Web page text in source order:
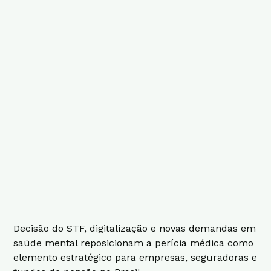
Decisão do STF, digitalização e novas demandas em
saúde mental reposicionam a perícia médica como
elemento estratégico para empresas, seguradoras e